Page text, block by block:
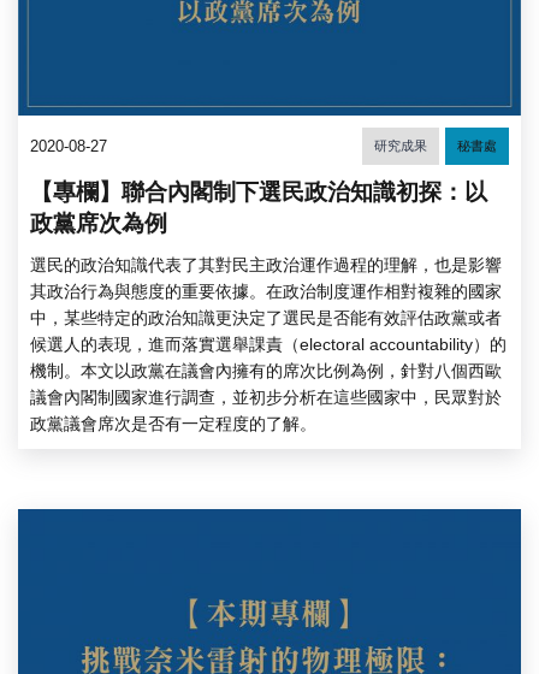
2020-08-27 研究成果 秘書處
【專欄】聯合內閣制下選民政治知識初探：以
政黨席次為例
選民的政治知識代表了其對民主政治運作過程的理解，也是影響
其政治行為與態度的重要依據。在政治制度運作相對複雜的國家
中，某些特定的政治知識更決定了選民是否能有效評估政黨或者
候選人的表現，進而落實選舉課責（electoral accountability）的
機制。本文以政黨在議會內擁有的席次比例為例，針對八個西歐
議會內閣制國家進行調查，並初步分析在這些國家中，民眾對於
政黨議會席次是否有一定程度的了解。